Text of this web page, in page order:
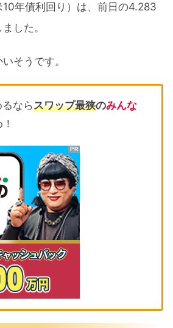
年債利回り）は、前日の4.283
した。
そうです。
ならスワップ最狭のみんな